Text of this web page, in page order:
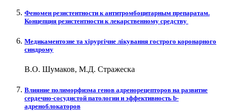
Феномен резистентности к антитромбоцитарным препаратам.
Концепция резистентности к лекарственному средству
Медикаментозне та хірургічне лікування гострого коронарного
синдрому
В.О. Шумаков, М.Д. Стражеска
Влияние полиморфизма генов адренорецепторов на развитие
сердечно-сосудистой патологии и эффективность b-
адреноблокаторов